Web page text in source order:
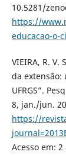
10.5281/
https://
educacao-o-
VIEIRA, R.
da extensão:
UFRGS”.
8, jan./jun.
https://
Acesso em: